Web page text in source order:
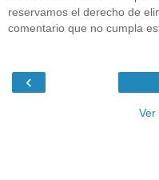
reservamos el derecho de
comentario que no cumpla
‹
Ver